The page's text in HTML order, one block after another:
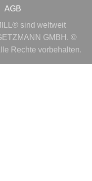
AGB
sind weltweit
GMBH. ©
Rechte vorbehalten.